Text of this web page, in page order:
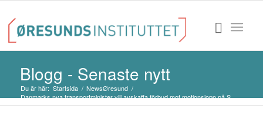
Blogg - Senaste nytt
Du är här: Startsida / NewsØresund /
Danmarks nya transportminister vill avskaffa förbud mot motionslopp på S...